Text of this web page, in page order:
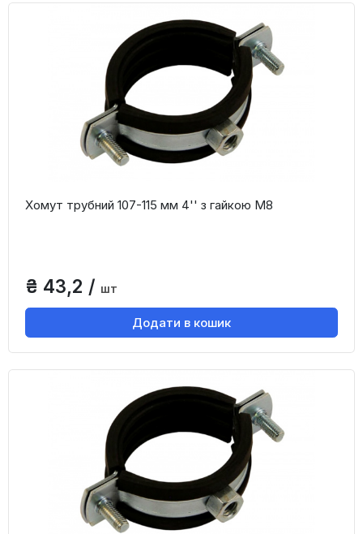
Хомут трубний 107-115 мм 4'' з гайкою М8
₴ 43,2 / шт
Додати в кошик